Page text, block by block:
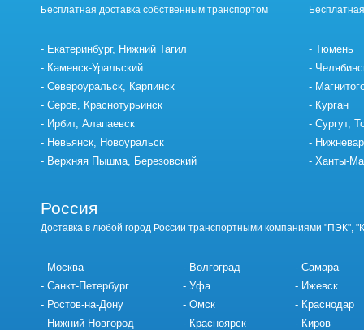
Бесплатная доставка собственным транспортом
Екатеринбург, Нижний Тагил
Каменск-Уральский
Североуральск, Карпинск
Серов, Краснотурьинск
Ирбит, Алапаевск
Невьянск, Новоуральск
Верхняя Пышма, Березовский
Тюмень
Курган
Сургут,
Ханты-
Россия
Доставка в любой город России транспортными компаниями "ПЭК",
Москва
Санкт-Петербург
Ростов-на-Дону
Нижний Новгород
Волгоград
Уфа
Омск
Красноярск
Самара
Ижевск
Краснодар
Киров